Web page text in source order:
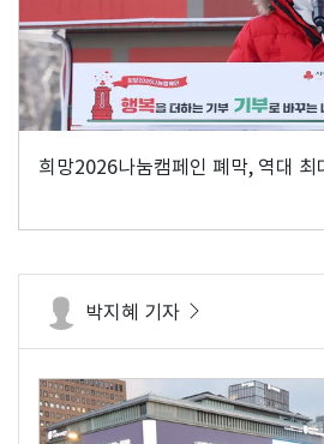
희망2026나눔캠페인 폐막, 역대 최
박지혜 기자